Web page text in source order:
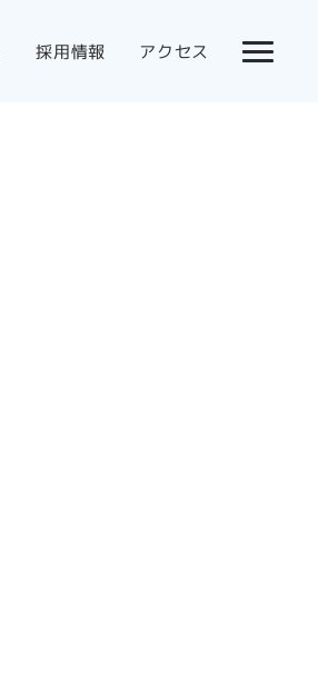
採用情報 アクセス